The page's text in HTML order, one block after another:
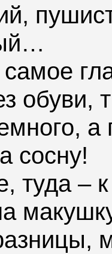
обуви,
а
сосну!
– к